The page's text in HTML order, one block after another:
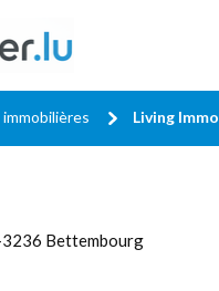
Living Immo
3236 Bettembourg